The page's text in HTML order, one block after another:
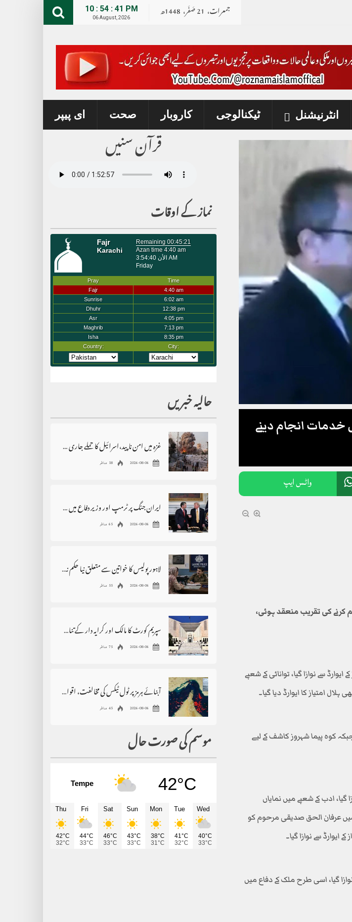
10 : 54 : 42 PM
06 August, 2026 جمعرات، 21صــَــفــَــر،1448ھ
انٹرنیشنل ٹیکنالوجی کاروبار صحت ای پیپر
انجام دینے
واٹس ایپ
کی تقریب منعقد ہوئی،
سے نوازا گیا، توانائی کے شعبے
امتیاز کا ایوارڈ دیا گیا۔
کوہ پیما شہروز کاشف کے لیے
گیا، ادب کے شعبے میں نمایاں
عرفان الحق صدیقی مرحوم کو
ایوارڈ سے نوازا گیا۔
گیا، اسی طرح ملک کے دفاع میں
قرآن سنیں
نماز کے اوقات
حالیہ خبریں
غزہ میں امن ناپید،اسرائیل کا حملے جاری رکھنے کا اعلان
2026-08-06 18 مناظر
ایران جنگ پر ٹرمپ اور وزیر دفاع میں اختلافات کی خبروں کی تردید
2026-08-06 65 مناظر
لاہور پولیس کا خواتین سے متعلق نیا حکم نامہ، بڑی پابندی عائد
2026-08-06 55 مناظر
سپریم کورٹ کا مالک اور کرایہ دار کے تنازع سے متعلق بڑا فیصلہ
2026-08-06 75 مناظر
آبنائے ہرمز پر ٹول ٹیکس کی مخالفت، اقوام متحدہ سے فوری مداخلت کا مطالبہ
2026-08-06 45 مناظر
موسم کی صورت حال
Tempe 42°C
Thu
42°C
32°C
Fri
44°C
33°C
Sat
46°C
33°C
Sun
43°C
33°C
Mon
38°C
31°C
Tue
41°C
32°C
Wed
40°C
33°C